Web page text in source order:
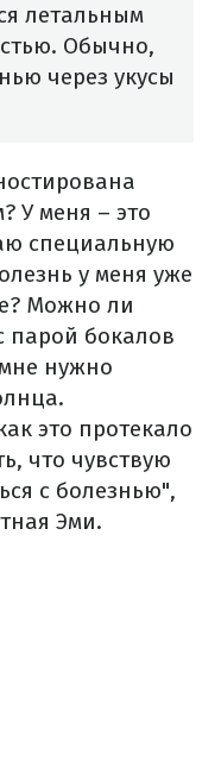
летальным
Обычно,
через укусы
У меня – это
специальную
у меня уже
Можно ли
парой бокалов
нужно
это протекало
что чувствую
с болезнью",
Эми.